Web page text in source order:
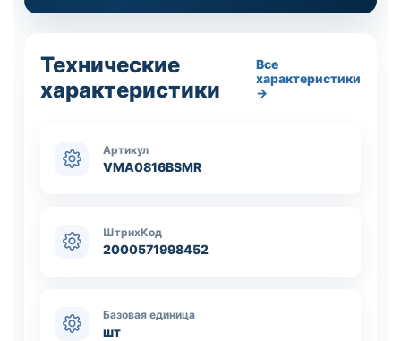
Технические
характеристики
Все
характеристики
→
Артикул
VMA0816BSMR
ШтрихКод
2000571998452
Базовая единица
шт